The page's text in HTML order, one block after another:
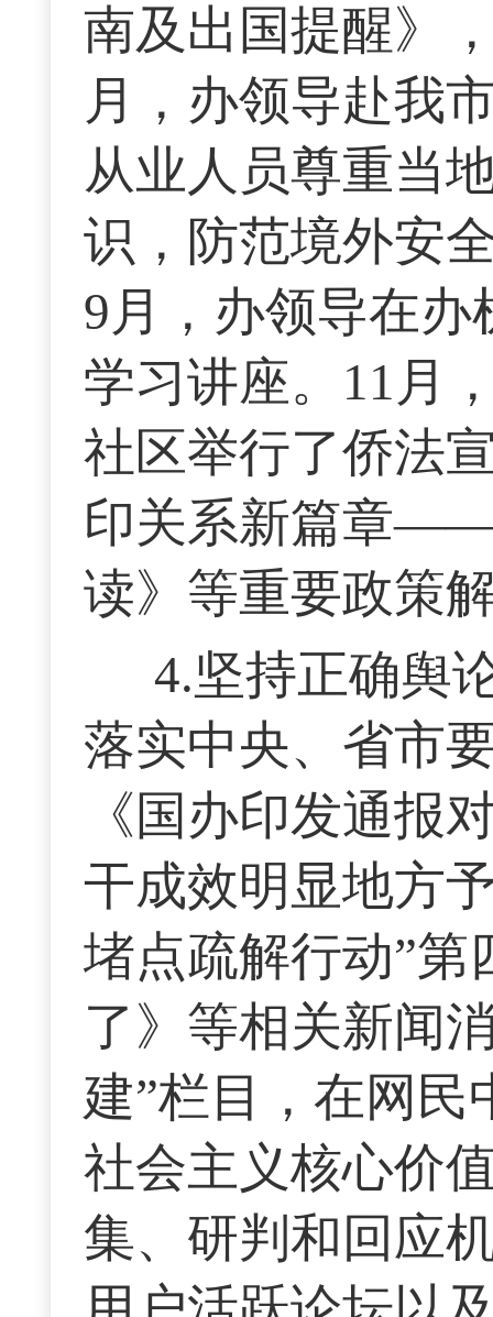
南及出国提醒》
月，办领导赴我
从业人员尊重当
识，防范境外安
9月，办领导在办
学习讲座。11月
社区举行了侨法
印关系新篇章——
读》等重要政策
4.坚持正确舆
落实中央、省市
《国办印发通报
干成效明显地方
堵点疏解行动”第
了》等相关新闻
建”栏目，在网
社会主义核心价
集、研判和回应